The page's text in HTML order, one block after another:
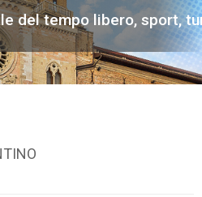
del tempo libero, sport,